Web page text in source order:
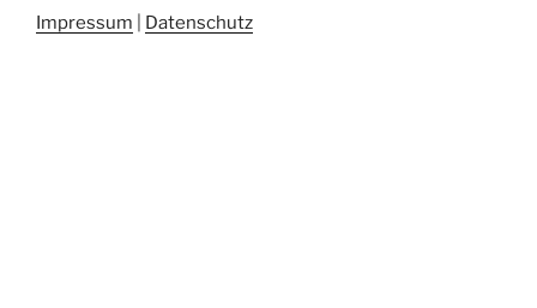
Impressum Datenschutz